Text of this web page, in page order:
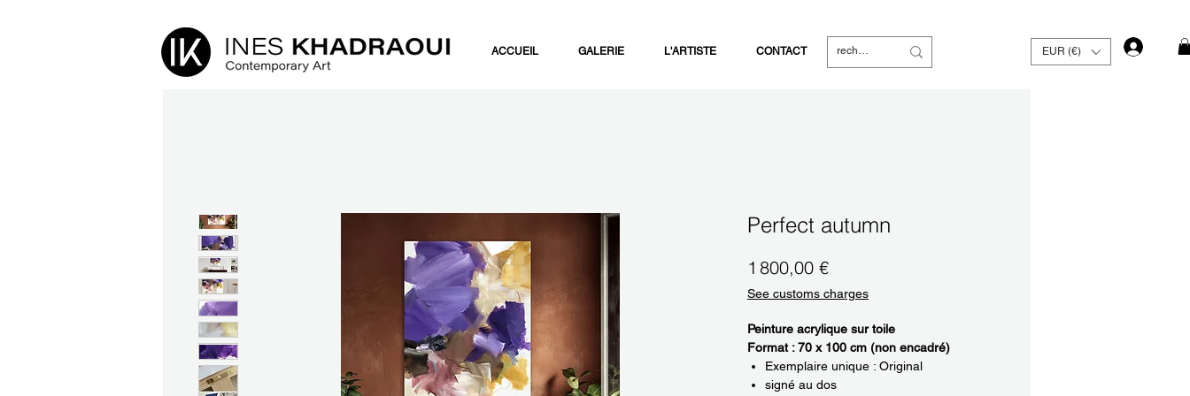
ACCUEIL GALERIE L'ARTISTE CONTACT EUR (€) Se
Perfect autumn
1 800,00 €Prix
See customs charges
Peinture acrylique sur toile
Format : 70 x 100 cm (non encadré)
Exemplaire unique : Original
signé au dos